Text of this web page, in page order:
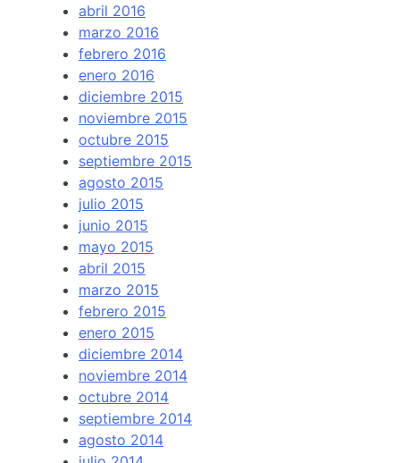
abril 2016
marzo 2016
febrero 2016
enero 2016
diciembre 2015
noviembre 2015
octubre 2015
septiembre 2015
agosto 2015
julio 2015
junio 2015
mayo 2015
abril 2015
marzo 2015
febrero 2015
enero 2015
diciembre 2014
noviembre 2014
octubre 2014
septiembre 2014
agosto 2014